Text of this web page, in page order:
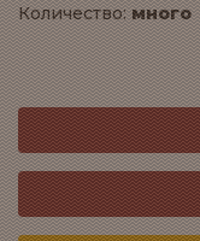
Количество:много